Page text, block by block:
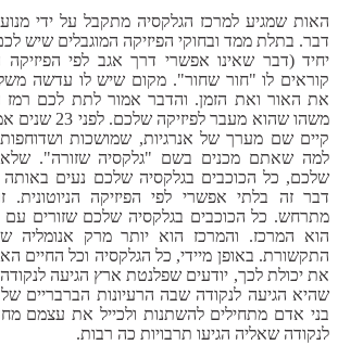
האות שמגיע למרכז הגלקסיה מתקבל על ידי
דבר. בתלת ממד ובחוקי הפיזיקה המוגבלים שיש
יחיד (דבר שאינו אפשרי דרך אגב לפי
קוראים לו "חור שחור". מקום שיש לו עדשה
את האור ואת הזמן. והדבר אמור לתת לכם
משהו שהוא מעבר
קיים שם מערך של אנרגיות, שמושכות
למה שאתם מכנים בשם "גלקסיה שזורה".
שלכם, כל הכוכבים בגלקסיה שלכם נעים באותה
דבר זה בלתי אפשרי לפי הפיזיקה
מתרחש. כל הכוכבים בגלקסיה שלכם שזורים
הוא המרכז. והמרכז הוא יותר מרק אנומליה
התקשורת. באופן מיידי, כל הגלקסיה וכל החיים
את יכולת לכך, יודעים שפלנטת ארץ הגיעה
שהיא הגיעה לנקודה שבה הרעיונות הברבריים
בני אדם מתחילים להשתנות ולכייל את עצמם
לנקודה שאליה הגיעו תרבויות כה רבות.